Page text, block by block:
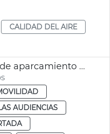
CALIDAD DEL AIRE
Sistema inteligente de aparcamiento urbano
AUDIENCIAS